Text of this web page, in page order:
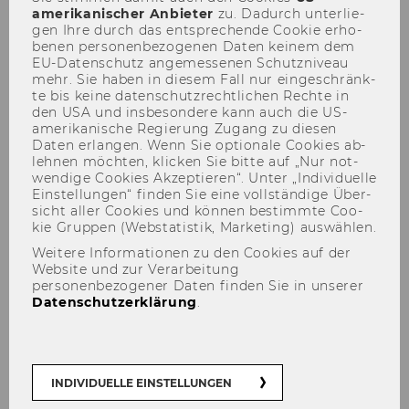
Lehrbücher zu
Statistik(software)
amerikanischer An­bie­ter zu. Da­durch un­ter­lie­
gen Ihre durch das ent­spre­chen­de Coo­kie er­ho­
be­nen per­so­nen­be­zo­ge­nen Daten kei­nem dem
EU-​Datenschutz an­ge­mes­se­nen Schutz­ni­veau
mehr. Sie haben in die­sem Fall nur ein­ge­schränk­
te bis keine da­ten­schutz­recht­li­chen Rech­te in
den USA und ins­be­son­de­re kann auch die US-​
amerikanische Re­gie­rung Zu­gang zu die­sen
Daten er­lan­gen. Wenn Sie op­tio­na­le Coo­kies ab­
leh­nen möch­ten, kli­cken Sie bitte auf „Nur not­
wen­di­ge Coo­kies Ak­zep­tie­ren“. Unter „In­di­vi­du­el­le
Ein­stel­lun­gen“ fin­den Sie eine voll­stän­di­ge Über­
sicht aller Coo­kies und kön­nen be­stimm­te Coo­
kie Grup­pen (Web­sta­tis­tik, Mar­ke­ting) aus­wäh­len.
Weitere Informationen zu den Cookies auf der
Website und zur Verarbeitung
personenbezogener Daten finden Sie in unserer
Datenschutzerklärung
INDIVIDUELLE EINSTELLUNGEN